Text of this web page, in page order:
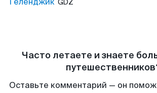
GDZ
Часто летаете и знаете
Оставьте комментарий — он